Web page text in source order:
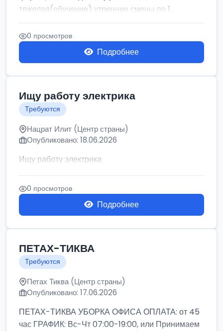
тяжелая(обучение) утренние смены по 1...
0 просмотров
Подробнее
Ищу работу электрика
Требуются
Нацрат Илит (Центр страны)
Опубликовано: 18.06.2026
Ищу работу электрика
0 просмотров
Подробнее
ПЕТАХ-ТИКВА
Требуются
Петах Тиква (Центр страны)
Опубликовано: 17.06.2026
ПЕТАХ-ТИКВА УБОРКА ОФИСА ОПЛАТА: от 45
час ГРАФИК: Вс-Чт 07:00-19:00, или Принимаем